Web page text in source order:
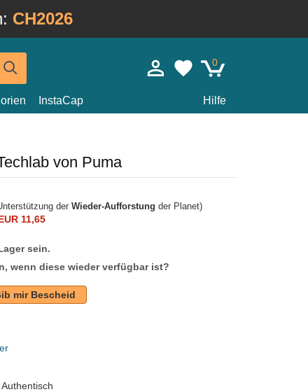
CH2026
0
InstaCap Hilfe
von Puma
der Wieder-Aufforstung der Planet)
11,65
sein.
wenn diese wieder verfügbar ist?
mir Bescheid